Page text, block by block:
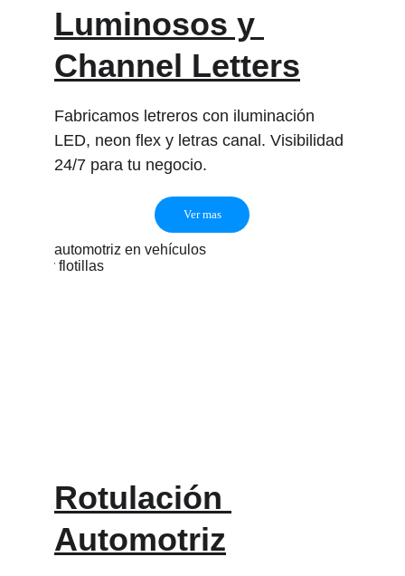
Luminosos y
Channel Letters
Fabricamos letreros con iluminación
LED, neon flex y letras canal. Visibilidad
24/7 para tu negocio.
Ver mas
Rotulación
Automotriz